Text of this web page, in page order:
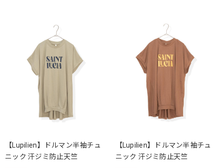
【Lupilien】ドルマン半袖チュ
ニック 汗ジミ防止天竺
【Lupilien】ドルマン半袖チュ
ニック 汗ジミ防止天竺